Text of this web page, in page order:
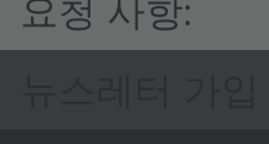
요청 사항: